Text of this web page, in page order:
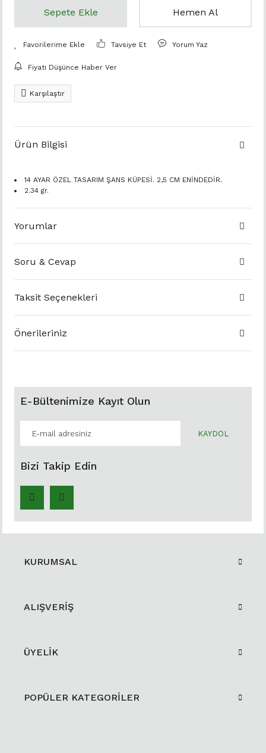
Sepete Ekle Hemen Al
Tavsiye Et Yorum Yaz
Fiyatı Düşünce Haber Ver
Karşılaştır
Ürün Bilgisi
14 AYAR ÖZEL TASARIM ŞANS KÜPESİ. 2,5 CM ENİNDEDİR.
2.34 gr.
Yorumlar
Soru & Cevap
Taksit Seçenekleri
Önerileriniz
E-Bültenimize Kayıt Olun
KAYDOL
Bizi Takip Edin
KURUMSAL
ALIŞVERİŞ
ÜYELİK
POPÜLER KATEGORİLER